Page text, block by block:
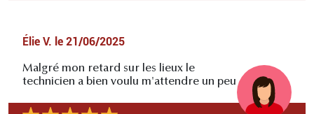
Élie V. le 21/06/2025
Malgré mon retard sur les lieux le
technicien a bien voulu m'attendre un peu